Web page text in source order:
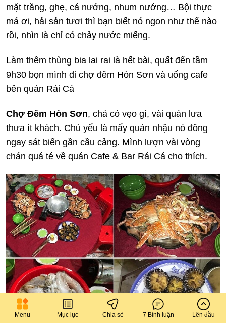
mặt trăng, ghẹ, cá nướng, nhum nướng… Bội thực
má ơi, hải sản tươi thì bạn biết nó ngon như thế nào
rồi, nhìn là chỉ có chảy nước miếng.
Làm thêm thùng bia lai rai là hết bài, quất đến tầm
9h30 bọn mình đi chợ đêm Hòn Sơn và uống cafe
bên quán Rái Cá
Chợ Đêm Hòn Sơn, chả có vẹo gì, vài quán lưa
thưa ít khách. Chủ yếu là mấy quán nhậu nó đông
ngay sát biển gần cầu cảng. Mình lượn vài vòng
chán quá té về quán Cafe & Bar Rái Cá cho thích.
Menu Mục lục Chia sẻ 7 Bình luận Lên đầu